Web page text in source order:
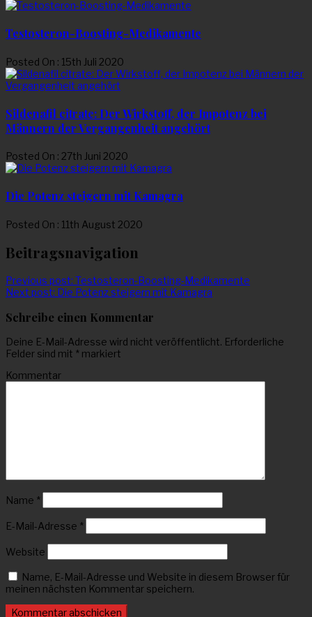
Testosteron-Boosting-Medikamente
Posted On : 15th Juli 2020
Sildenafil citrate: Der Wirkstoff, der Impotenz bei
Männern der Vergangenheit angehört
Posted On : 27th Juni 2020
Die Potenz steigern mit Kamagra
Posted On : 11th August 2020
Beitragsnavigation
Previous post: Testosteron-Boosting-Medikamente
Next post: Die Potenz steigern mit Kamagra
Schreibe einen Kommentar
Deine E-Mail-Adresse wird nicht veröffentlicht. Erforderliche
Felder sind mit * markiert
Kommentar
Name *
E-Mail-Adresse *
Website
Name, E-Mail-Adresse und Website in diesem Browser für
meinen nächsten Kommentar speichern.